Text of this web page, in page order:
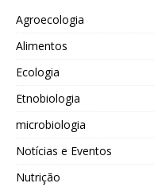
Agroecologia
Alimentos
Ecologia
Etnobiologia
microbiologia
Notícias e Eventos
Nutrição